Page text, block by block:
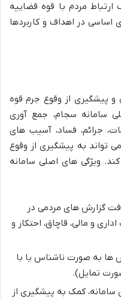
مردم با قوه قضاییه
اساسی در اهداف و کاربردها
و پیشگیری از وقوع جرم قوه
سامانه سجام، جمع آوری
جرائم، فساد، آسیب های
تواند به پیشگیری از وقوع
ویژگی های اصلی سامانه
گزارش های مردمی در
و مالی، قاچاق، احتکار و
ها به صورت ناشناس یا با
تمایل).
کمک به پیشگیری از